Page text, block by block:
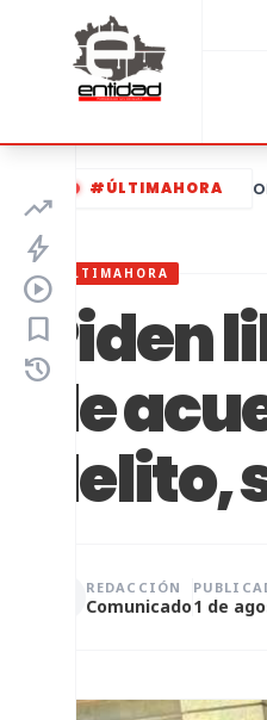
#ÚLTIMAHORA
Anuncian la
trending_up
bolt
play_circle
bookmark
history
#ÚLTIMAHORA
Piden
de
REDACCIÓN
Comunicado1 de